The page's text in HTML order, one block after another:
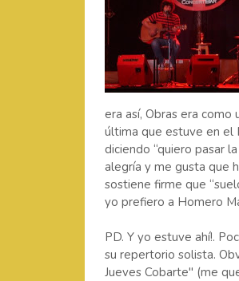
era así, Obras era como
última que estuve en el
diciendo “quiero pasar
alegría y me gusta que
sostiene firme que
yo prefiero a Homero
PD. Y yo estuve ahí!.
su repertorio solista.
Jueves Cobarte" (me